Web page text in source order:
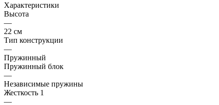
Характеристики
Высота
—
22 см
Тип конструкции
—
Пружинный
Пружинный блок
—
Независимые пружины
Жесткость 1
—